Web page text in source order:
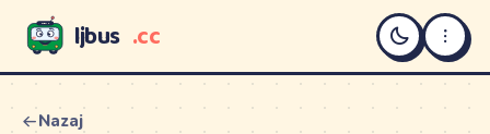
LJBUS ljbus .cc
Nazaj